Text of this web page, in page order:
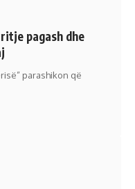
pagash dhe
parashikon që